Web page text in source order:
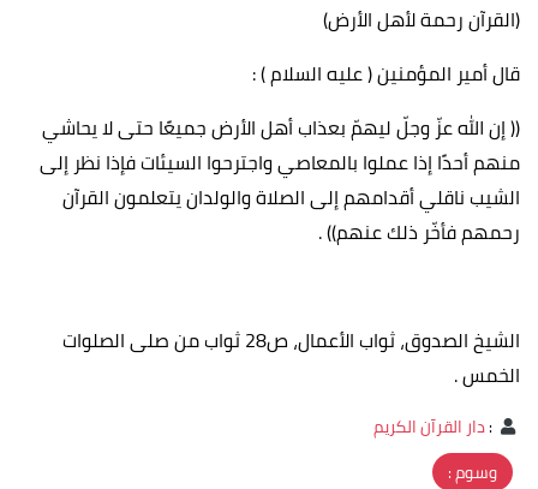
(القرآن رحمة لأهل الأرض)
قال أمير المؤمنين ( عليه السلام ) :
(( إن الله عزّ وجلّ ليهمّ بعذاب أهل الأرض جميعًا حتى لا يحاشي
منهم أحدًا إذا عملوا بالمعاصي واجترحوا السيئات فإذا نظر إلى
الشيب ناقلي أقدامهم إلى الصلاة والولدان يتعلمون القرآن
رحمهم فأخّر ذلك عنهم)) .
الشيخ الصدوق، ثواب الأعمال، ص28 ثواب من صلى الصلوات
الخمس .
:دار القرآن الكريم
وسوم :